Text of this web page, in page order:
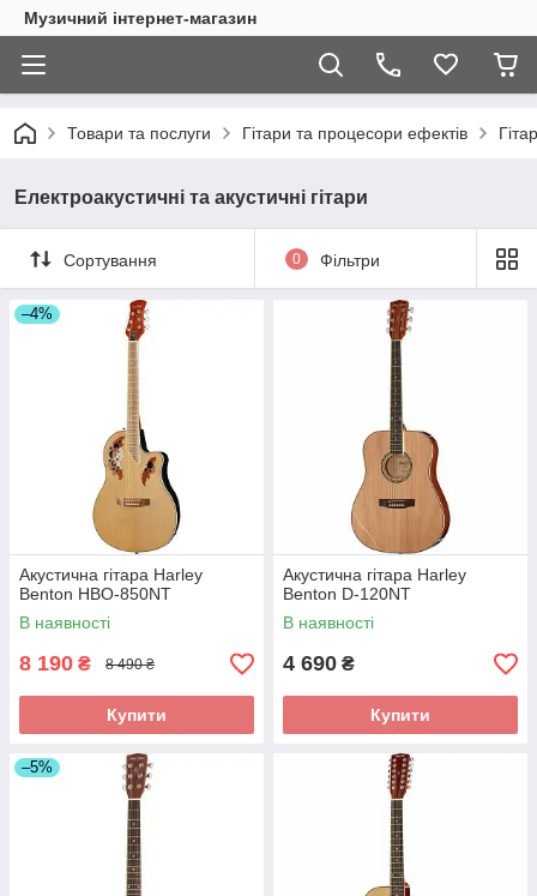
Музичний інтернет-магазин
Товари та послуги Гітари та процесори ефектів
Електроакустичні та акустичні гітари
Сортування 0 Фільтри
–4%
Акустична гітара Harley
Benton HBO-850NT
В наявності
8 190 ₴ 8 490 ₴
Купити
Акустична гітара Harley
Benton D-120NT
В наявності
4 690 ₴
Купити
–5%